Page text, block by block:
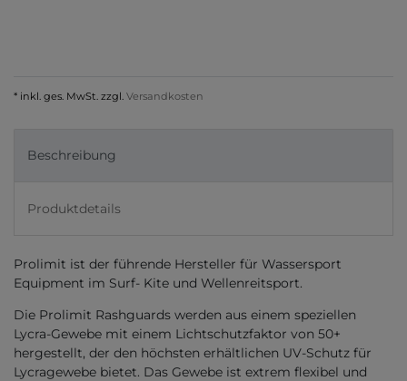
* inkl. ges. MwSt. zzgl. Versandkosten
Beschreibung
Produktdetails
Prolimit ist der führende Hersteller für Wassersport
Equipment im Surf- Kite und Wellenreitsport.
Die Prolimit Rashguards werden aus einem speziellen
Lycra-Gewebe mit einem Lichtschutzfaktor von 50+
hergestellt, der den höchsten erhältlichen UV-Schutz für
Lycragewebe bietet. Das Gewebe ist extrem flexibel und